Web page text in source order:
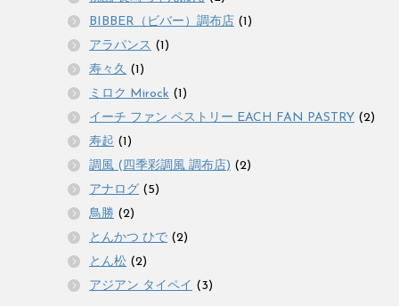
BIBBER（ビバー）調布店 (1)
アラパンス (1)
寿々久 (1)
ミロク Mirock (1)
イーチ ファン ペストリー EACH FAN PASTRY (2)
寿起 (1)
調風 (四季彩調風 調布店) (2)
アナログ (5)
鳥勝 (2)
とんかつ ひで (2)
とん松 (2)
アジアン タイペイ (3)